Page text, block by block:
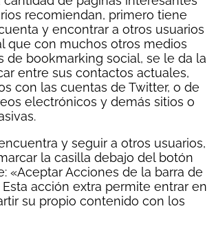
recomiendan, primero tiene
y encontrar a otros usuarios
que con muchos otros medios
de bookmarking social, se le da la
entre sus contactos actuales,
con las cuentas de Twitter, o de
electrónicos y demás sitios o
y seguir a otros usuarios,
la casilla debajo del botón
«Aceptar Acciones de la barra de
acción extra permite entrar en
su propio contenido con los